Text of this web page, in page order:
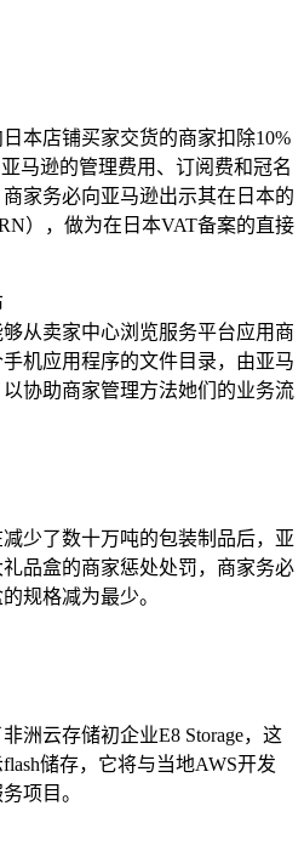
本店铺买家交货的商家扣除10%
马逊的管理费用、订阅费和冠名
家务必向亚马逊出示其在日本的
），做为在日本VAT备案的直接
从卖家中心浏览服务平台应用商
机应用程序的文件目录，由亚马
协助商家管理方法她们的业务流
少了数十万吨的包装制品后，亚
品盒的商家惩处处罚，商家务必
规格减为最少。
洲云存储初企业E8 Storage，这
储存，它将与当地AWS开发
项目。